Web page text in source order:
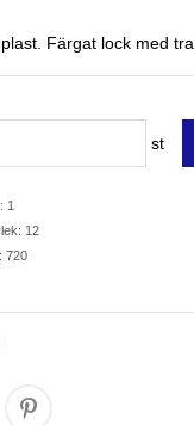
Färgat lock med
st
1
12
720